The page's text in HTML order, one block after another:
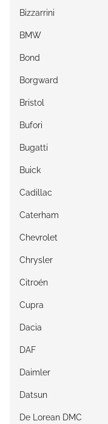
Bizzarrini
BMW
Bond
Borgward
Bristol
Bufori
Bugatti
Buick
Cadillac
Caterham
Chevrolet
Chrysler
Citroén
Cupra
Dacia
DAF
Daimler
Datsun
De Lorean DMC